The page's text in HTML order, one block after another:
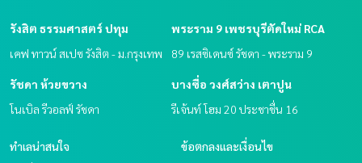
รังสิต ธรรมศาสตร์ ปทุม
เคฟ ทาวน์ สเปซ รังสิต - ม.กรุงเทพ
พระราม 9 เพชรบุรีตัดใหม่ RCA
89 เรสซิเดนซ์ รัชดา - พระราม 9
รัชดา ห้วยขวาง
โนเบิล รีวอลฟ์ รัชดา
บางซื่อ วงศ์สว่าง เตาปูน
รีเจ้นท์ โฮม 20 ประชาชื่น 16
ทำเลน่าสนใจ
ข้อตกลงและเงื่อนไข